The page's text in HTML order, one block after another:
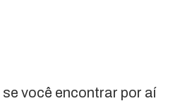
você encontrar por aí